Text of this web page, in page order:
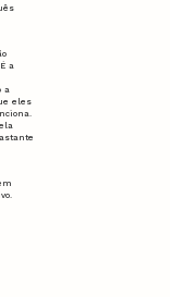
a
a
eles